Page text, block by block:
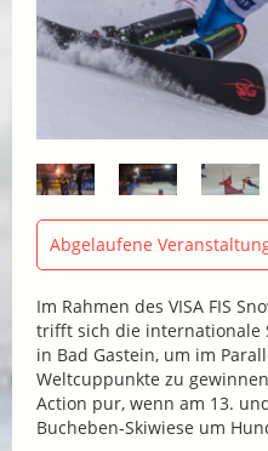
Abgelaufene
Im Rahmen des VISA FIS
trifft sich die internationale
in Bad Gastein, um im
Weltcuppunkte zu
Action pur, wenn am 13.
Bucheben-Skiwiese um